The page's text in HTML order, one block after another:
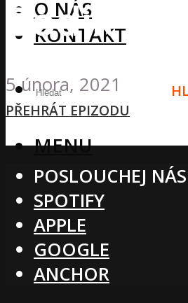
O NÁS
KONTAKT
MENU
Sodík x
5 února, 2021
PŘEHRÁT EPIZODU
POSLOUCHEJ
SPOTIFY
APPLE
GOOGLE
ANCHOR